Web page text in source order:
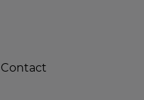
Contact